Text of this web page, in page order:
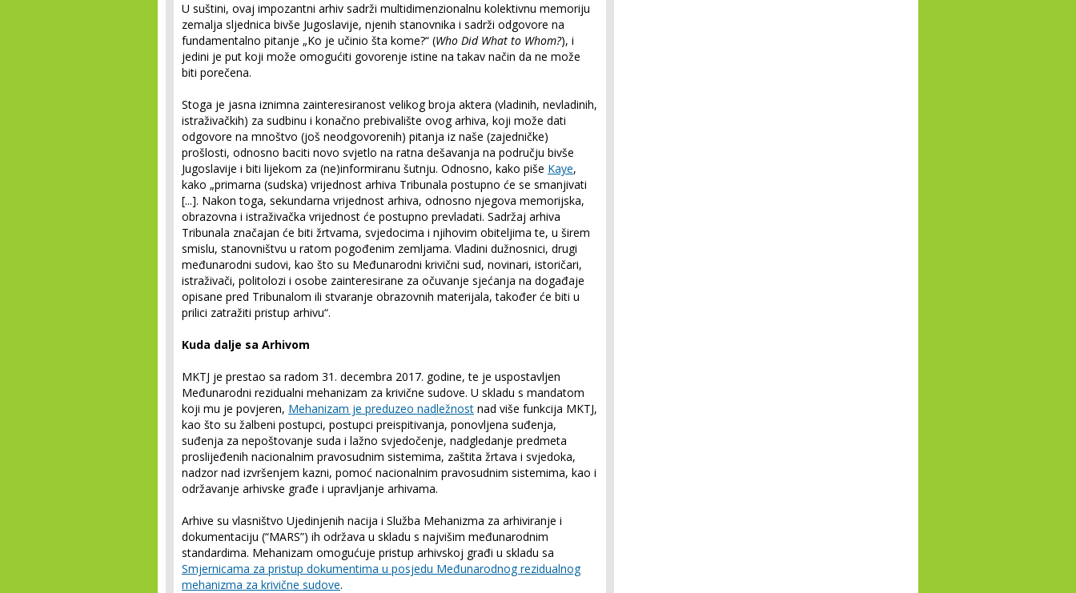
U suštini, ovaj impozantni arhiv sadrži multidimenzionalnu kolektivnu memoriju
zemalja sljednica bivše Jugoslavije, njenih stanovnika i sadrži odgovore na
fundamentalno pitanje „Ko je učinio šta kome?“ (Who Did What to Whom?), i
jedini je put koji može omogućiti govorenje istine na takav način da ne može
biti porečena.
Stoga je jasna iznimna zainteresiranost velikog broja aktera (vladinih, nevladinih,
istraživačkih) za sudbinu i konačno prebivalište ovog arhiva, koji može dati
odgovore na mnoštvo (još neodgovorenih) pitanja iz naše (zajedničke)
prošlosti, odnosno baciti novo svjetlo na ratna dešavanja na području bivše
Jugoslavije i biti lijekom za (ne)informiranu šutnju. Odnosno, kako piše Kaye,
kako „primarna (sudska) vrijednost arhiva Tribunala postupno će se smanjivati
[...]. Nakon toga, sekundarna vrijednost arhiva, odnosno njegova memorijska,
obrazovna i istraživačka vrijednost će postupno prevladati. Sadržaj arhiva
Tribunala značajan će biti žrtvama, svjedocima i njihovim obiteljima te, u širem
smislu, stanovništvu u ratom pogođenim zemljama. Vladini dužnosnici, drugi
međunarodni sudovi, kao što su Međunarodni krivični sud, novinari, istoričari,
istraživači, politolozi i osobe zainteresirane za očuvanje sjećanja na događaje
opisane pred Tribunalom ili stvaranje obrazovnih materijala, također će biti u
prilici zatražiti pristup arhivu“.
Kuda dalje sa Arhivom
MKTJ je prestao sa radom 31. decembra 2017. godine, te je uspostavljen
Međunarodni rezidualni mehanizam za krivične sudove. U skladu s mandatom
koji mu je povjeren, Mehanizam je preduzeo nadležnost nad više funkcija MKTJ,
kao što su žalbeni postupci, postupci preispitivanja, ponovljena suđenja,
suđenja za nepoštovanje suda i lažno svjedočenje, nadgledanje predmeta
proslijeđenih nacionalnim pravosudnim sistemima, zaštita žrtava i svjedoka,
nadzor nad izvršenjem kazni, pomoć nacionalnim pravosudnim sistemima, kao i
održavanje arhivske građe i upravljanje arhivama.
Arhive su vlasništvo Ujedinjenih nacija i Služba Mehanizma za arhiviranje i
dokumentaciju (“MARS”) ih održava u skladu s najvišim međunarodnim
standardima. Mehanizam omogućuje pristup arhivskoj građi u skladu sa
Smjernicama za pristup dokumentima u posjedu Međunarodnog rezidualnog
mehanizma za krivične sudove.